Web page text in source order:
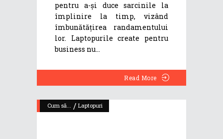
pentru a-și duce sarcinile la
împlinire la timp, vizând
îmbunătățirea randamentului
lor. Laptopurile create pentru
business nu
Read More
Cum să... / Laptopuri